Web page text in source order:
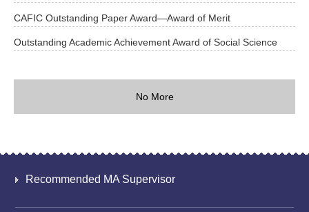
CAFIC Outstanding Paper Award—Award of Merit
Outstanding Academic Achievement Award of Social Science
No More
Recommended MA Supervisor